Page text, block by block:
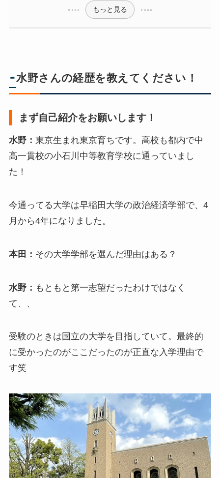
もっと見る
-水野さんの経歴を教えてください！
まず自己紹介をお願いします！
水野： 東京生まれ東京育ちです。高校も都内で中
高一貫校の小石川中等教育学校に通っていまし
た！
今通ってる大学は早稲田大学の政治経済学部で、4
月から4年になりました。
本田： その大学学部を選んだ理由はある？
水野： もともと第一志望だったわけではなく
て、、
受験のときは国立の大学を目指していて。最終的
に受かったのがここだったのが正直な入学理由で
す笑